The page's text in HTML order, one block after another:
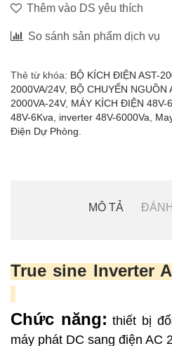
Thêm vào DS yêu thích
So sánh sản phẩm dịch vụ
Thẻ từ khóa: BỘ KÍCH ĐIỆN AST-
2000VA/24V, BỘ CHUYỂN NGUỒN
2000VA-24V, MÁY KÍCH ĐIỆN 48V-
48V-6Kva
inverter 48V-6000Va
Điện Dự Phòng.
MÔ TẢ
True sine Inverter
Chức năng: thiết bị
máy phát DC sang điện AC